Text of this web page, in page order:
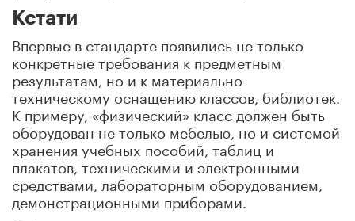
Кстати
Впервые в стандарте появились не только
конкретные требования к предметным
результатам, но и к материально-
техническому оснащению классов, библиотек.
К примеру, «физический» класс должен быть
оборудован не только мебелью, но и системой
хранения учебных пособий, таблиц и
плакатов, техническими и электронными
средствами, лабораторным оборудованием,
демонстрационными приборами.